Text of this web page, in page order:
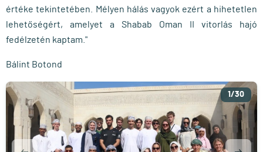
értéke tekintetében. Mélyen hálás vagyok ezért a hihetetlen
lehetőségért, amelyet a Shabab Oman II vitorlás hajó
fedélzetén kaptam."
Bálint Botond
1/30